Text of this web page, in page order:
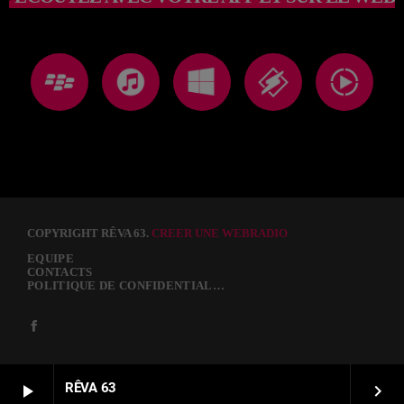
play_arrow RÊVA 63 keyboard_arrow_right
COPYRIGHT RÊVA 63. CREER UNE WEBRADIO
EQUIPE
CONTACTS
POLITIQUE DE CONFIDENTIALITÉ